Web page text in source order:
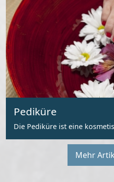
Pediküre
Die Pediküre ist eine
Mehr